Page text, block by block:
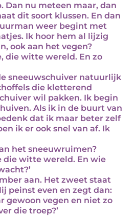
Dan nu meteen maar, dan
dit soort klussen. En dan
weer begint met
Ik hoor hem al lijzig
ook aan het vegen?
die witte wereld. En zo
sneeuwschuiver natuurlijk
die kletterend
wil pakken. Ik begin
Als ik in de buurt van
dat ik maar beter zelf
ik er ook snel van af. Ik
het sneeuwruimen?
die witte wereld. En wie
aan. Het zweet staat
peinst even en zegt dan:
gewoon vegen en niet zo
die troep?’